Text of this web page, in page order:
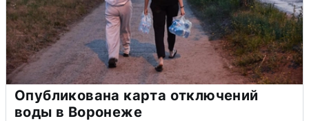
Опубликована карта отключений
воды в Воронеже